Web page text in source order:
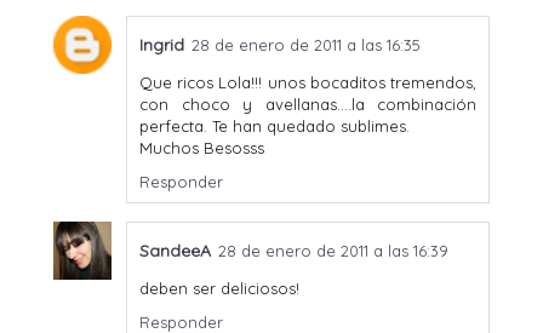
Ingrid 28 de enero de 2011 a las 16:35
Que ricos Lola!!! unos bocaditos tremendos,
con choco y avellanas....la combinación
perfecta. Te han quedado sublimes.
Muchos Besosss
Responder
SandeeA 28 de enero de 2011 a las 16:39
deben ser deliciosos!
Responder